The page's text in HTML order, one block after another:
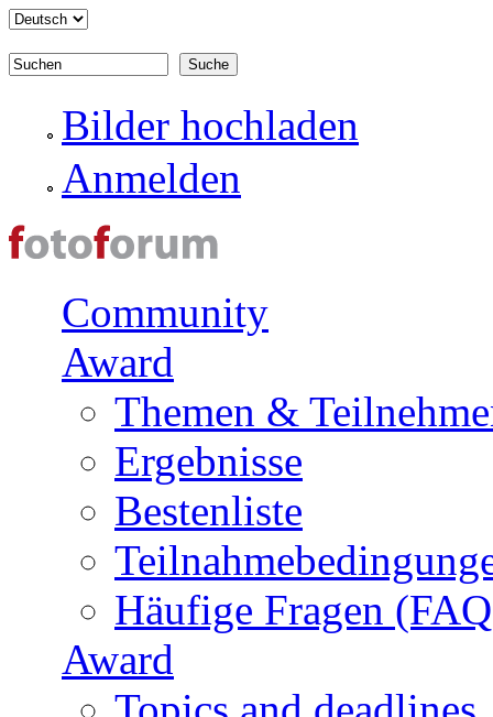
Direkt zum Inhalt
Suchformular
Bilder hochladen
Anmelden
Community
Award
Themen &
Ergebnisse
Bestenliste
Häufige Fragen
Award